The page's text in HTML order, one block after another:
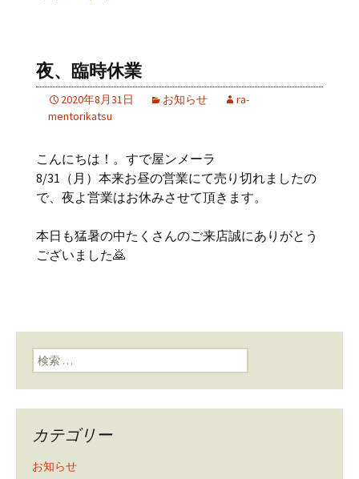
夜、臨時休業
2020年8月31日 お知らせ
ra-
mentorikatsu
こんにちは！。すで屋ンメーラ
8/31（月）本来お昼の営業にて売り切れましたの
で、夜よ営業はお休みさせて頂きます。
本日も猛暑の中たくさんのご来店誠にありがとう
ございました🙇
検索:
カテゴリー
お知らせ